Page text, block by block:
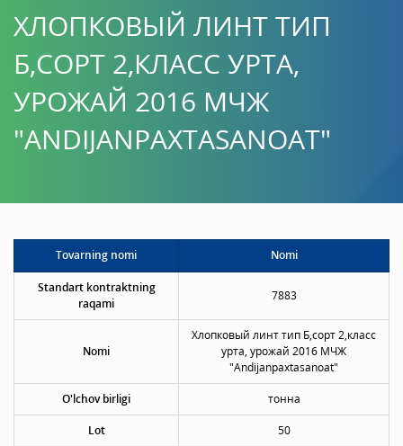
ХЛОПКОВЫЙ ЛИНТ ТИП
Б,СОРТ 2,КЛАСС УРТА,
УРОЖАЙ 2016 МЧЖ
"ANDIJANPAXTASANOAT"
Tovarning nomi Nomi
Standart kontraktning
raqami
7883
Nomi
Хлопковый линт тип Б,сорт 2,класс
урта, урожай 2016 МЧЖ
"Andijanpaxtasanoat"
O'lchov birligi тонна
Lot 50